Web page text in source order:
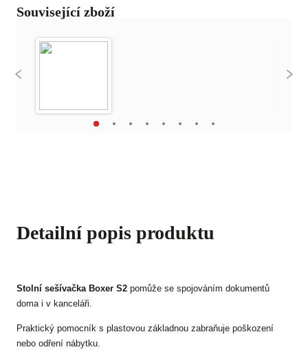
Související zboží
Detailní popis produktu
Stolní sešívačka Boxer S2 pomůže se spojováním dokumentů
doma i v kanceláři.
Praktický pomocník s plastovou základnou zabraňuje poškození
nebo odření nábytku.